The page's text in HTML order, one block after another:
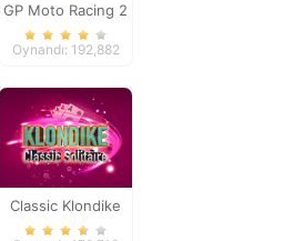
GP Moto Racing 2
Oynandı: 192,882
Classic Klondike
Solitaire Card